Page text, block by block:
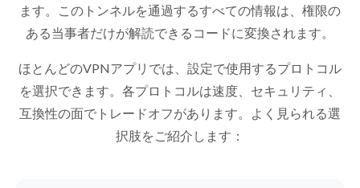
ます。このトンネルを通過するすべての情報は、権限の
ある当事者だけが解読できるコードに変換されます。
ほとんどのVPNアプリでは、設定で使用するプロトコル
を選択できます。各プロトコルは速度、セキュリティ、
互換性の面でトレードオフがあります。よく見られる選
択肢をご紹介します：